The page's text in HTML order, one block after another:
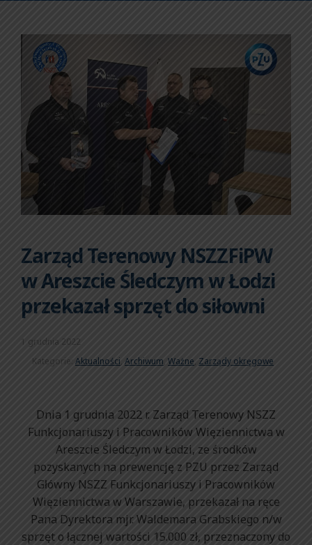
Zarząd Terenowy NSZZFiPW
w Areszcie Śledczym w Łodzi
przekazał sprzęt do siłowni
1 grudnia 2022
Kategorie: Aktualności, Archiwum Ważne, Zarządy okręgowe
Dnia 1 grudnia 2022 r. Zarząd Terenowy NSZZ
Funkcjonariuszy i Pracowników Więziennictwa w
Areszcie Śledczym w Łodzi, ze środków
pozyskanych na prewencję z PZU przez Zarząd
Główny NSZZ Funkcjonariuszy i Pracowników
Więziennictwa w Warszawie, przekazał na ręce
Pana Dyrektora mjr. Waldemara Grabskiego n/w
sprzęt o łącznej wartości 15.000 zł, przeznaczony do